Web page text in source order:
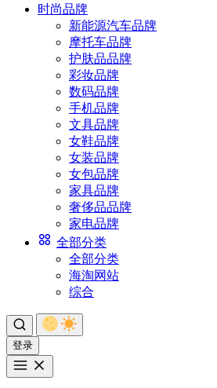
时尚品牌
新能源汽车品牌
摩托车品牌
护肤品品牌
彩妆品牌
数码品牌
手机品牌
文具品牌
女鞋品牌
女装品牌
女包品牌
家具品牌
奢侈品品牌
家电品牌
全部分类
全部分类
海淘网站
综合
登录